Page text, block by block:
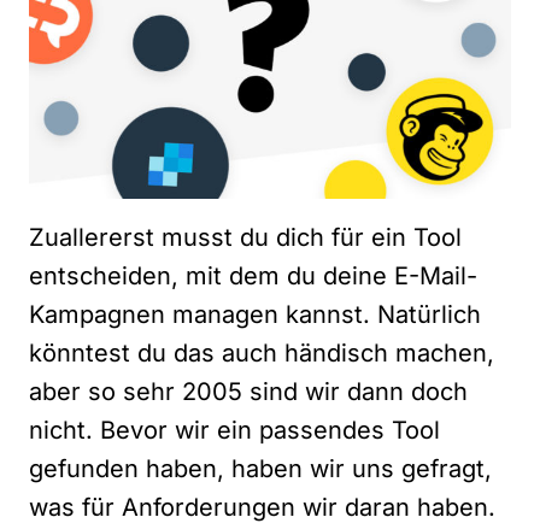
Zuallererst musst du dich für ein Tool
entscheiden, mit dem du deine E-Mail-
Kampagnen managen kannst. Natürlich
könntest du das auch händisch machen,
aber so sehr 2005 sind wir dann doch
nicht. Bevor wir ein passendes Tool
gefunden haben, haben wir uns gefragt,
was für Anforderungen wir daran haben.